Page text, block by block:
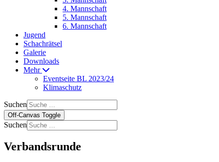
4. Mannschaft
5. Mannschaft
6. Mannschaft
Jugend
Schachrätsel
Galerie
Downloads
Mehr
Eventseite BL 2023/24
Klimaschutz
Suchen
Off-Canvas Toggle
Suchen
Verbandsrunde